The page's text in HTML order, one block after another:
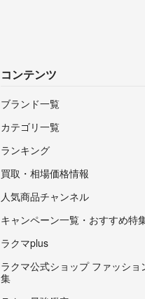
コンテンツ
ブランド一覧
カテゴリ一覧
ランキング
買取・相場価格情報
人気商品チャンネル
キャンペーン一覧・おすすめ特
ラクマplus
ラクマ公式ショップ ファッショ
集